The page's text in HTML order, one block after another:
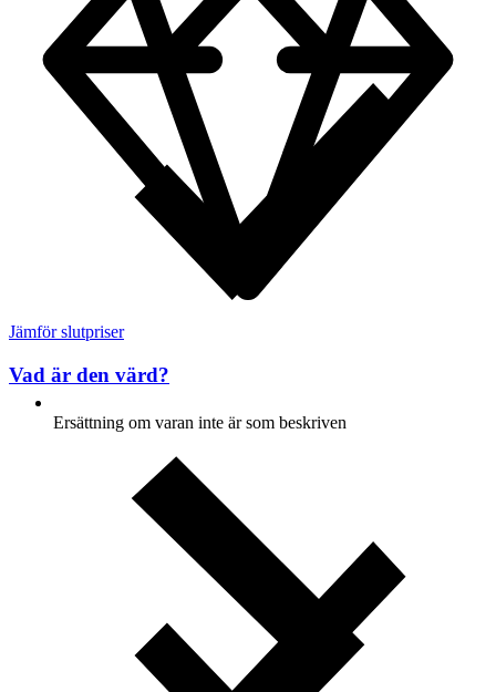
Ersättning om varan inte är som beskriven
Jämför slutpriser
Vad är den värd?